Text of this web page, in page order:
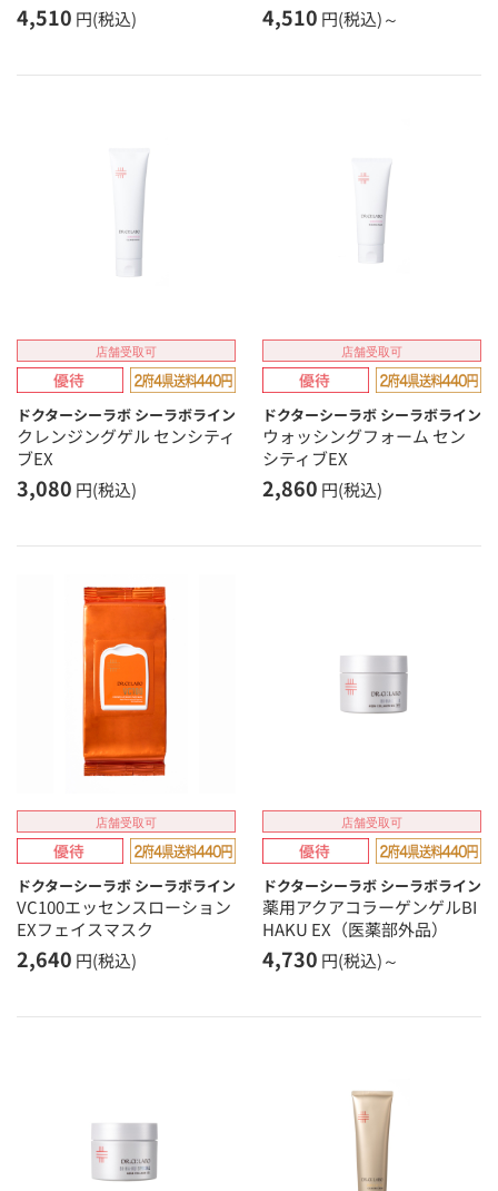
4,510 円(税込) 4,510 円(税込)～
店舗受取可
ドクターシーラボ シーラボライン
クレンジングゲル センシティ
ブEX
3,080 円(税込)
店舗受取可
ドクターシーラボ シーラボライン
ウォッシングフォーム セン
シティブEX
2,860 円(税込)
店舗受取可
ドクターシーラボ シーラボライン
VC100エッセンスローション
EXフェイスマスク
2,640 円(税込)
店舗受取可
ドクターシーラボ シーラボライン
薬用アクアコラーゲンゲルBI
HAKU EX（医薬部外品）
4,730 円(税込)～